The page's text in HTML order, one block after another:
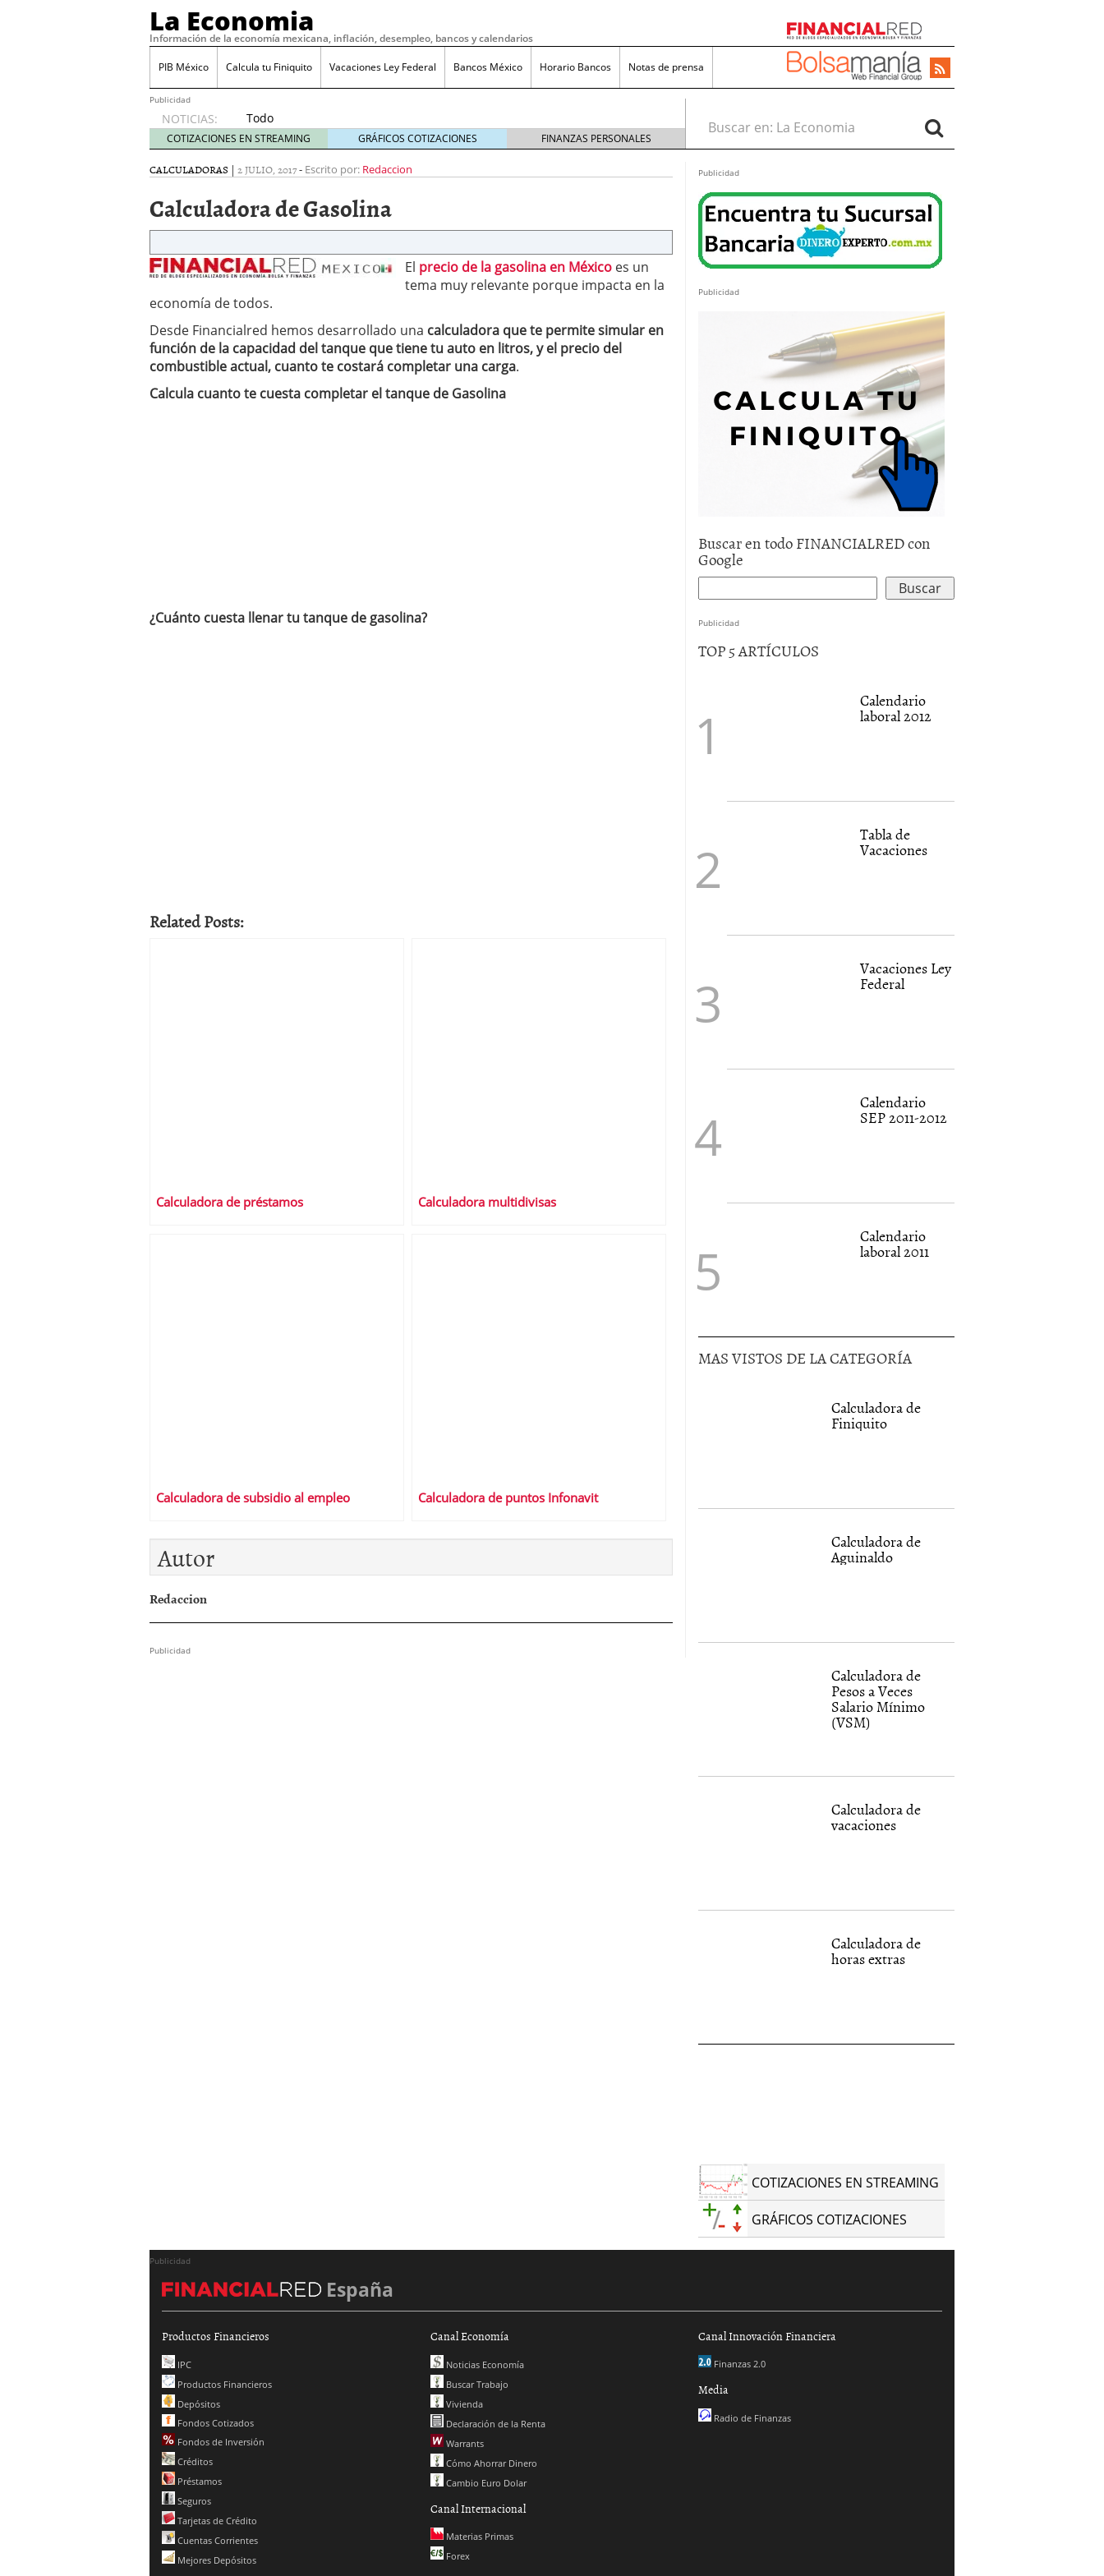
La Economia
Información de la economía mexicana, inflación, desempleo, bancos y calendarios
PIB México Calcula tu Finiquito Vacaciones Ley Federal Bancos México Horario Bancos Notas de prensa
Publicidad
NOTICIAS:
Todo
sobre
SIFX:
análisis
opiniones,
regulación,
seguridad
para
traders
en 2026
26, 2026
¿Cómo convertir el sueldo bruto a neto en México? noviembre 20, 2025
Cómo enfrentar la reforma de reducción de jornada laboral en México con
¿Cómo encontrar un seguro de auto económico? abril 9, 2025
COTIZACIONES EN STREAMING GRÁFICOS COTIZACIONES FINANZAS PERSONALES
Buscar en:
CALCULADORAS | 2 JULIO, 2017- Escrito por: Redaccion
Calculadora de Gasolina
El precio de la gasolina en México es un
tema muy relevante porque impacta en la
economía de todos.
Desde Financialred hemos desarrollado una calculadora que te permite simular en
función de la capacidad del tanque que tiene tu auto en litros, y el precio del
combustible actual, cuanto te costará completar una carga.
Calcula cuanto te cuesta completar el tanque de Gasolina
¿Cuánto cuesta llenar tu tanque de gasolina?
Related Posts:
Calculadora de préstamos Calculadora multidivisas
Calculadora de subsidio al empleo Calculadora de puntos Infonavit
Autor
Redaccion
Publicidad
Publicidad
Publicidad
Buscar en todo FINANCIALRED con
Google
Publicidad
TOP 5 ARTÍCULOS
Calendario
laboral 2012
Tabla de
Vacaciones
Vacaciones Ley
Federal
Calendario
SEP 2011-2012
Calendario
laboral 2011
MAS VISTOS DE LA CATEGORÍA
Calculadora de
Finiquito
Calculadora de
Aguinaldo
Calculadora de
Pesos a Veces
Salario Mínimo
(VSM)
Calculadora de
vacaciones
Calculadora de
horas extras
COTIZACIONES EN STREAMING
GRÁFICOS COTIZACIONES
Publicidad
España
Productos Financieros
IPC
Productos Financieros
Depósitos
Fondos Cotizados
Fondos de Inversión
Créditos
Préstamos
Seguros
Tarjetas de Crédito
Cuentas Corrientes
Mejores Depósitos
Canal Economía
Noticias Economía
Buscar Trabajo
Vivienda
Declaración de la Renta
Warrants
Cómo Ahorrar Dinero
Cambio Euro Dolar
Canal Internacional
Materias Primas
Forex
Canal Innovación Financiera
Finanzas 2.0
Media
Radio de Finanzas